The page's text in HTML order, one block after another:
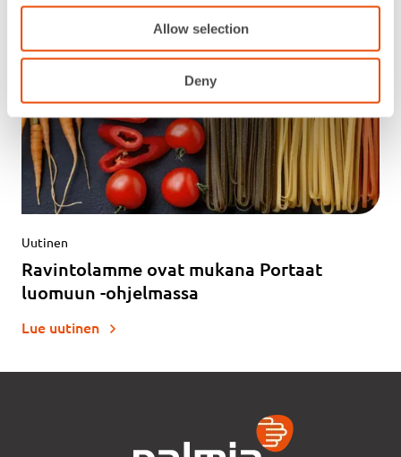
Allow selection
Deny
Uutinen
Ravintolamme ovat mukana Portaat
luomuun -ohjelmassa
Lue uutinen